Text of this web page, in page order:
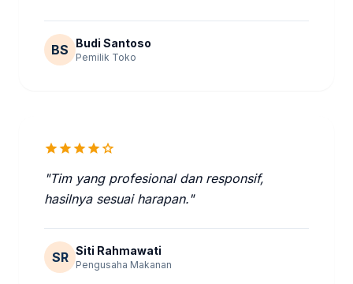
BS Budi Santoso
Pemilik Toko
starstarstarstarstar
"Tim yang profesional dan responsif,
hasilnya sesuai harapan."
SR Siti Rahmawati
Pengusaha Makanan